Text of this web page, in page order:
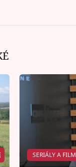
SERIÁLY A